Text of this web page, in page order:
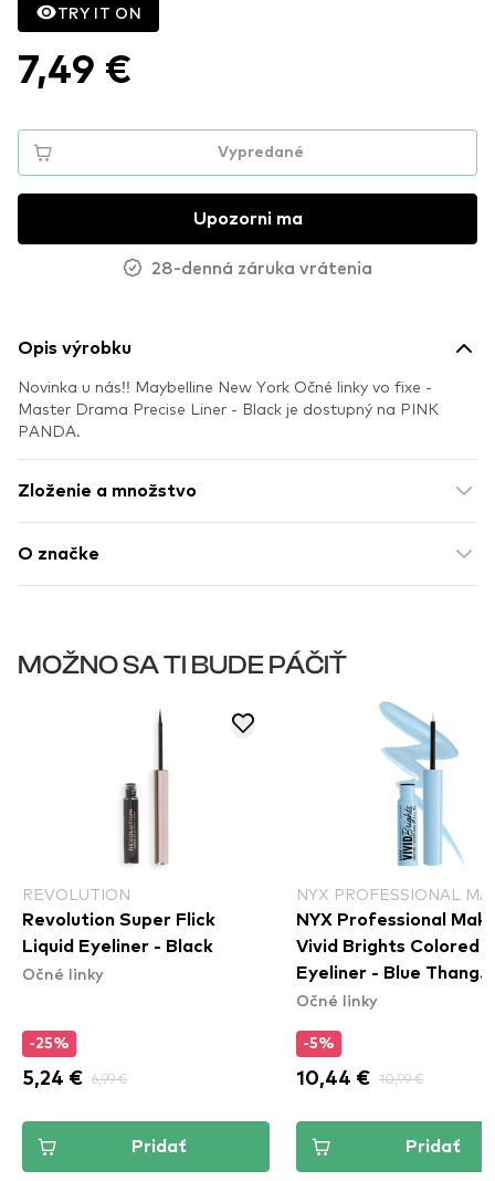
TRY IT ON
7,49 €
Vypredané
Upozorni ma
28-denná záruka vrátenia
Opis výrobku
Novinka u nás!! Maybelline New York Očné linky vo fixe -
Master Drama Precise Liner - Black je dostupný na PINK
PANDA.
Zloženie a množstvo
O značke
MOŽNO SA TI BUDE PÁČIŤ
REVOLUTION
Revolution Super Flick
Liquid Eyeliner - Black
Očné linky
-25%
5,24 € 6,99 €
Pridať
NYX PROFESSIONAL
NYX Professional
Vivid Brights Colored
Eyeliner - Blue Thang
(VBLL06)
Očné linky
-5%
10,44 € 10,99 €
Pridať